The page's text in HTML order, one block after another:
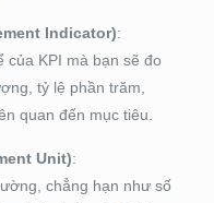
Indicator):
của KPI mà bạn sẽ đo
tỷ lệ phần trăm,
quan đến mục tiêu.
Unit):
chẳng hạn như số